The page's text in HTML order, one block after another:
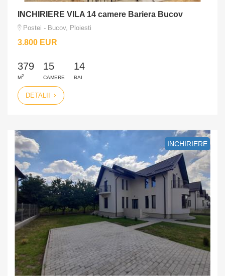
INCHIRIERE VILA 14 camere Bariera Bucov
Postei - Bucov, Ploiesti
3.800 EUR
379
M2
15
CAMERE
14
BAI
DETALII
INCHIRIERE